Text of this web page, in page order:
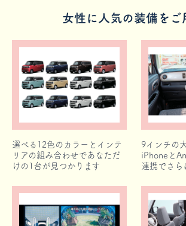
女性に人気の装備をご
選べる12色のカラーとインテ
リアの組み合わせであなただ
けの1台が見つかります
9インチの
iPhoneと
連携でさら